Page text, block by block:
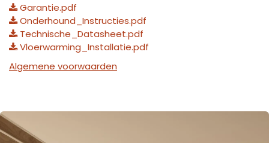
Garantie.pdf
Onderhound_Instructies.pdf
Technische_Datasheet.pdf
Vloerwarming_Installatie.pdf
Algemene voorwaarden